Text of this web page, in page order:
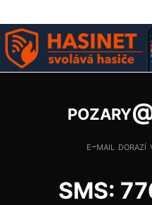
e-mail dorazí
SMS: